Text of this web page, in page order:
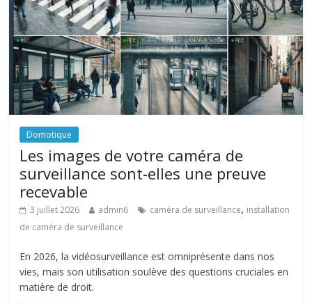
Domotique
Les images de votre caméra de
surveillance sont-elles une preuve
recevable
3 juillet 2026 admin6 caméra de surveillance, installation
de caméra de surveillance
En 2026, la vidéosurveillance est omniprésente dans nos
vies, mais son utilisation soulève des questions cruciales en
matière de droit.